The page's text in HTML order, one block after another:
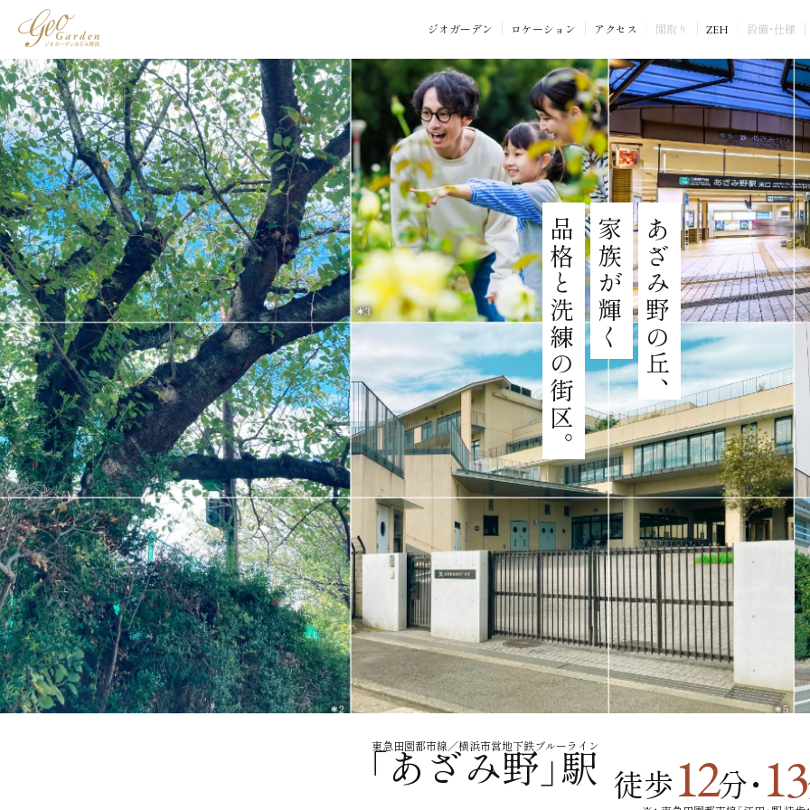
ジオガーデン ロケーション アクセス 間取り ZEH 設備･仕様
あざみ野の丘、
家族が輝く
品格と洗練の街区。 あざみ野の丘、
家族が輝く
品格と洗練の街区。 あざみ野の丘、
家族が輝く
品格と洗練の街区。
東急田園都市線／横浜市営地下鉄ブルーライン
「あざみ野」駅 徒歩12分・ 13